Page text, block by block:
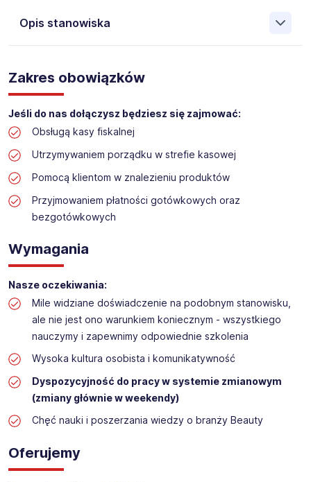
Opis stanowiska
Pośrednictwa Pracy i Doradztwa Personalnego Work &
Profit jest obecnie jedną z największych niezależnych
polskich agencji zatrudnienia. W ciągu wielu lat naszej
działalności daliśmy pracę przeszło 50 000 pracowników
w całym kraju. Skutecznie znajdujemy pracowników dla
największych firm, jak również małych rodzinnych
przedsiębiorstw w Polsce. Agencja jest wpisana pod nr
Obecnie dla naszego Klienta, poszukujemy osób na
stanowisko:
Lokalizacja: Brzesko
Zakres obowiązków
Jeśli do nas dołączysz będziesz się zajmować:
Obsługą kasy fiskalnej
Utrzymywaniem porządku w strefie kasowej
Pomocą klientom w znalezieniu produktów
Przyjmowaniem płatności gotówkowych oraz
bezgotówkowych
Wymagania
Nasze oczekiwania:
Mile widziane doświadczenie na podobnym stanowisku,
ale nie jest ono warunkiem koniecznym - wszystkiego
nauczymy i zapewnimy odpowiednie szkolenia
Wysoka kultura osobista i komunikatywność
Dyspozycyjność do pracy w systemie zmianowym
(zmiany głównie w weekendy)
Chęć nauki i poszerzania wiedzy o branży Beauty
Oferujemy